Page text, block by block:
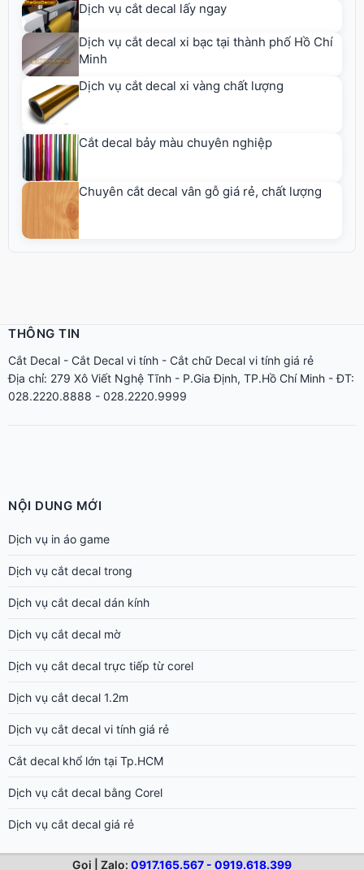
Dịch vụ cắt decal lấy ngay
Dịch vụ cắt decal xi bạc tại thành phố Hồ Chí
Minh
Dịch vụ cắt decal xi vàng chất lượng
Cắt decal bảy màu chuyên nghiệp
Chuyên cắt decal vân gỗ giá rẻ, chất lượng
THÔNG TIN
Cắt Decal - Cắt Decal vi tính - Cắt chữ Decal vi tính giá rẻ
Địa chỉ: 279 Xô Viết Nghệ Tĩnh - P.Gia Định, TP.Hồ Chí Minh - ĐT:
028.2220.8888 - 028.2220.9999
Gọi | Zalo:0917.165.567 - 0919.618.399
NỘI DUNG MỚI
Dịch vụ in áo game
Dịch vụ cắt decal trong
Dịch vụ cắt decal dán kính
Dịch vụ cắt decal mờ
Dịch vụ cắt decal trực tiếp từ corel
Dịch vụ cắt decal 1.2m
Dịch vụ cắt decal vi tính giá rẻ
Cắt decal khổ lớn tại Tp.HCM
Dịch vụ cắt decal bằng Corel
Dịch vụ cắt decal giá rẻ